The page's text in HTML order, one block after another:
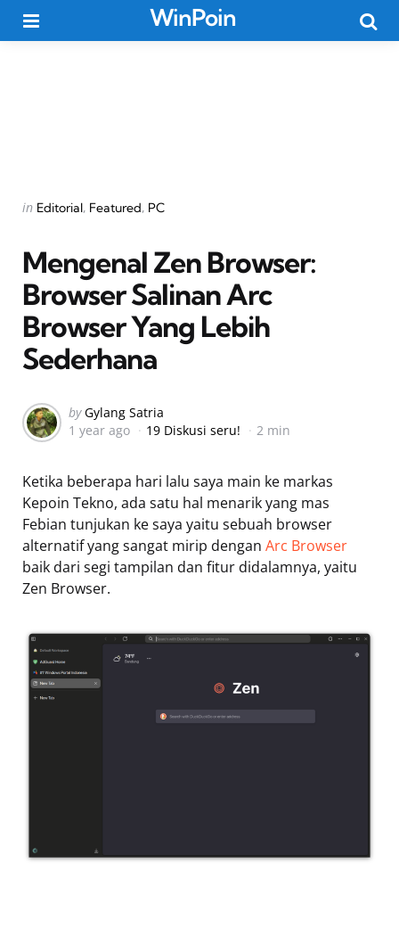
WinPoin
Categories
Posted
in Editorial Featured PC
Mengenal Zen Browser:
Browser Salinan Arc
Browser Yang Lebih
Sederhana
Posted
by
by Gylang Satria
1 year ago
19 Diskusi seru! 2 min
Ketika beberapa hari lalu saya main ke markas
Kepoin Tekno, ada satu hal menarik yang mas
Febian tunjukan ke saya yaitu sebuah browser
alternatif yang sangat mirip dengan Arc Browser
baik dari segi tampilan dan fitur didalamnya, yaitu
Zen Browser.